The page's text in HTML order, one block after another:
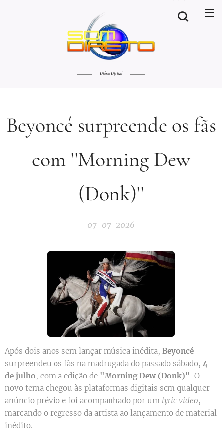
Diário Digital
Beyoncé surpreende os fãs
com ''Morning Dew
(Donk)''
07-07-2026
Após dois anos sem lançar música inédita, Beyoncé
surpreendeu os fãs na madrugada do passado sábado, 4
de julho, com a edição de "Morning Dew (Donk)". O
novo tema chegou às plataformas digitais sem qualquer
anúncio prévio e foi acompanhado por um lyric video,
marcando o regresso da artista ao lançamento de material
inédito.